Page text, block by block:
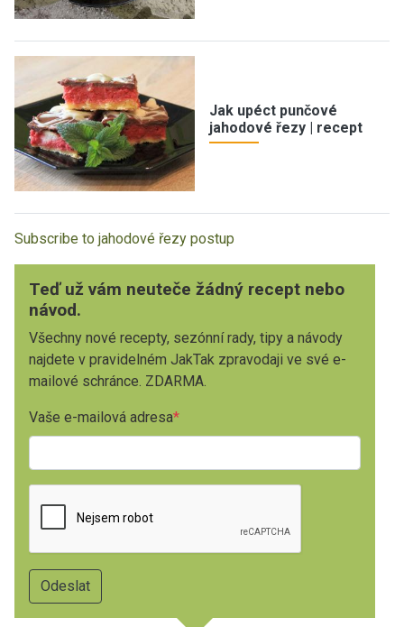
Jak upéct punčové
jahodové řezy | recept
Subscribe to jahodové řezy postup
Teď už vám neuteče žádný recept nebo
návod.
Všechny nové recepty, sezónní rady, tipy a návody
najdete v pravidelném JakTak zpravodaji ve své e-
mailové schránce. ZDARMA.
Vaše e-mailová adresa